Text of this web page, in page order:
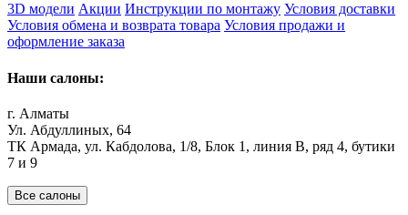
3D модели Акции Инструкции по монтажу Условия доставки
Условия обмена и возврата товара Условия продажи и
оформление заказа
Наши салоны:
г. Алматы
Ул. Абдуллиных, 64
ТК Армада, ул. Кабдолова, 1/8, Блок 1, линия В, ряд 4, бутики
7 и 9
Все салоны